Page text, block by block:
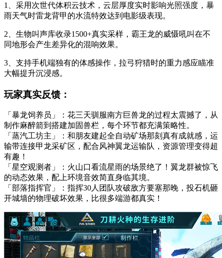
1、采用次世代体积云技术，云层厚度实时影响光照强度，暴
雨天气时雷龙背甲的水流特效达到电影级表现。
2、生物叫声库收录1500+真实采样，霸王龙的威慑吼叫在不
同地形会产生差异化的混响效果。
3、支持手机端独有的体感操作，拉弓狩猎时的重力感应瞄准
大幅提升沉浸感。
玩家真实反馈：
「暴龙饲养员」：花三天驯服南方巨兽龙的过程太震撼了，从
制作麻醉箭到搭建加固兽栏，每个环节都充满策略性。
「蒸汽工坊主」：和朋友建起全自动矿场那刻真有成就感，运
输带连接甲龙采矿区，配合风神翼龙运输队，资源管理变得超
有趣！
「星空观测者」：火山口看流星雨的场景绝了！翼龙群被惊飞
的动态效果，配上环境音效简直身临其境。
「部落指挥官」：指挥30人团队攻破敌方要塞那晚，投石机砸
开城墙的物理破坏效果，比很多端游都真实！